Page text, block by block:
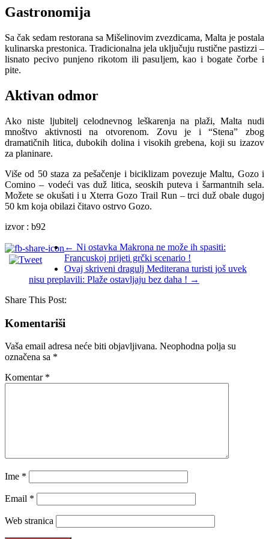
Gastronomija
Sa čak sedam restorana sa Mišelinovim zvezdicama, Malta je postala
kulinarska prestonica. Tradicionalna jela uključuju rustične pastizzi –
lisnato pecivo punjeno rikotom ili pasuljem, kao i bogate čorbe i
pite.
Aktivan odmor
Ako niste ljubitelj celodnevnog leškarenja na plaži, Malta nudi
mnoštvo aktivnosti na otvorenom. Zovu je i “Stena” zbog
dramatičnih litica, dubokih dolina i visokih grebena, koji su izazov
za planinare.
Više od 50 staza za pešačenje i biciklizam povezuje Maltu, Gozo i
Comino – vodeći vas duž litica, seoskih puteva i šarmantnih sela.
Možete se okušati i u Xterra Gozo Trail Run – trci duž obale dugoj
50 km koja obilazi čitavo ostrvo Gozo.
izvor : b92
← Ni ostavka Makrona ne može ih spasiti:
Francuskoj prijeti grčki scenario !
Ovaj skriveni dragulj Mediterana turisti još uvek
nisu preplavili: Plaže ostavljaju bez daha ! →
Share This Post:
Komentariši
Vaša email adresa neće biti objavljivana. Neophodna polja su
označena sa *
Komentar *
Ime *
Email *
Web stranica